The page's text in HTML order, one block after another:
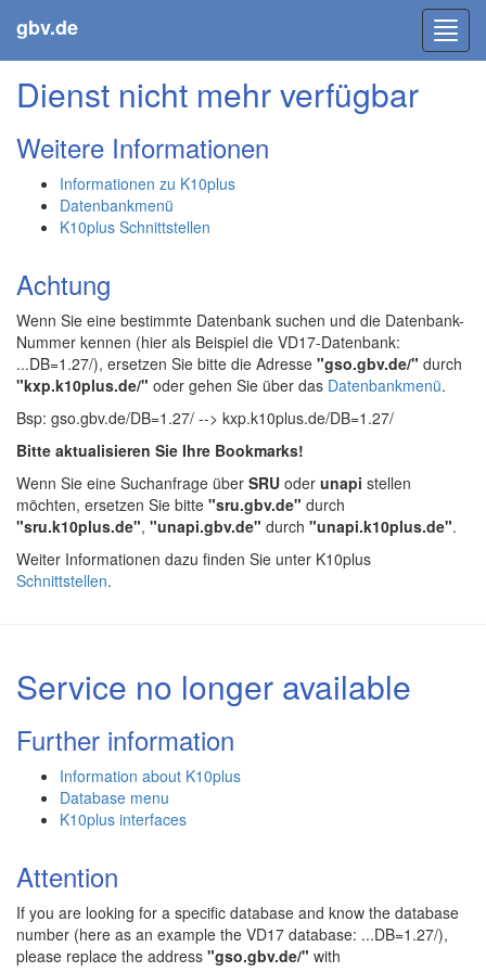
gbv.de
Dienst nicht mehr verfügbar
Weitere Informationen
Informationen zu K10plus
Datenbankmenü
K10plus Schnittstellen
Achtung
Wenn Sie eine bestimmte Datenbank suchen und die Datenbank-
Nummer kennen (hier als Beispiel die VD17-Datenbank:
...DB=1.27/), ersetzen Sie bitte die Adresse "gso.gbv.de/" durch
"kxp.k10plus.de/" oder gehen Sie über das Datenbankmenü.
Bsp: gso.gbv.de/DB=1.27/ --> kxp.k10plus.de/DB=1.27/
Bitte aktualisieren Sie Ihre Bookmarks!
Wenn Sie eine Suchanfrage über SRU oder unapi stellen
möchten, ersetzen Sie bitte "sru.gbv.de" durch
"sru.k10plus.de", "unapi.gbv.de" durch "unapi.k10plus.de".
Weiter Informationen dazu finden Sie unter K10plus
Schnittstellen.
Service no longer available
Further information
Information about K10plus
Database menu
K10plus interfaces
Attention
If you are looking for a specific database and know the database
number (here as an example the VD17 database: ...DB=1.27/),
please replace the address "gso.gbv.de/" with